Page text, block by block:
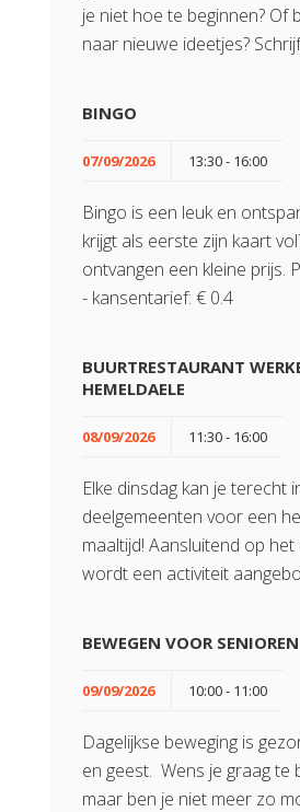
je niet hoe te beginnen? Of
naar nieuwe ideetjes?
BINGO
07/09/2026 13:30 - 16:00
Bingo is een leuk en
krijgt als eerste zijn kaart
ontvangen een kleine prijs.
- kansentarief: € 0.4
BUURTRESTAURANT
HEMELDAELE
08/09/2026 11:30 - 16:00
Elke dinsdag kan je terecht
deelgemeenten voor een
maaltijd! Aansluitend op het
wordt een activiteit
BEWEGEN VOOR SENIOREN
09/09/2026 10:00 - 11:00
Dagelijkse beweging is
en geest. Wens je graag te
maar ben je niet meer zo